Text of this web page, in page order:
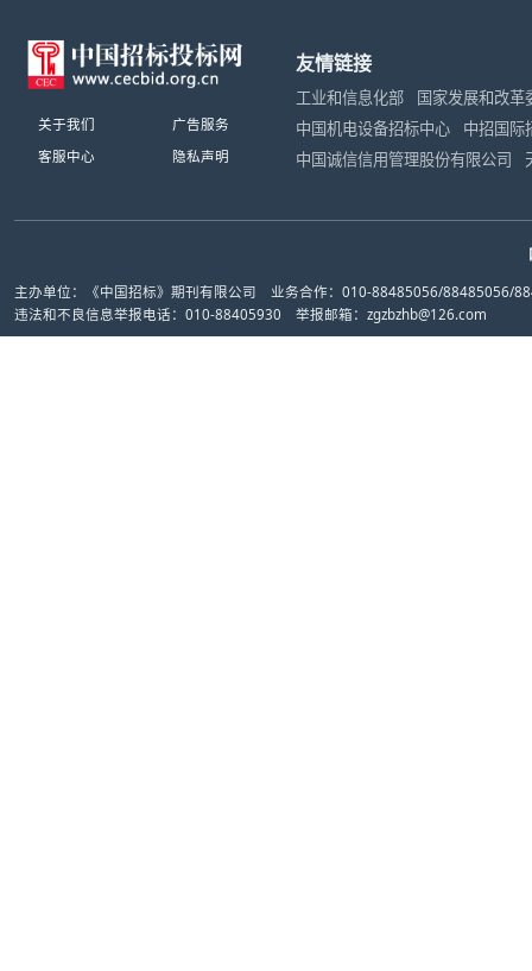
关于我们
广告服务
客服中心
隐私声明
友情链接
工业和信息化部
国家发展和改革
中国机电设备招标中心
中招国际
中国诚信信用管理股份有限公司
主办单位：《中国招标》期刊有限公司 业务合作：010-88485056/88485056/
违法和不良信息举报电话：010-88405930 举报邮箱：zgzbzhb@126.com